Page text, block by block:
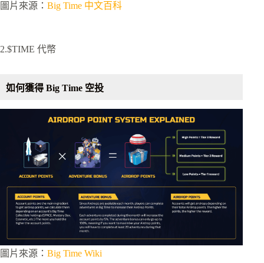
圖片來源： Big Time 中文百科
2.$TIME 代幣
如何獲得 Big Time 空投
圖片來源： Big Time Wiki